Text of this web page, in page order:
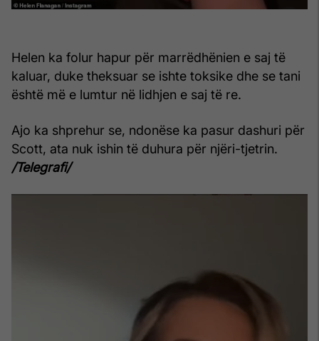
Helen ka folur hapur për marrëdhënien e saj të
kaluar, duke theksuar se ishte toksike dhe se tani
është më e lumtur në lidhjen e saj të re.
Ajo ka shprehur se, ndonëse ka pasur dashuri për
Scott, ata nuk ishin të duhura për njëri-tjetrin.
/Telegrafi/